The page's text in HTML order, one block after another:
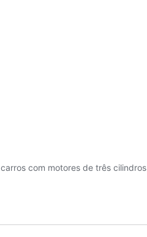
com motores de três cilindros